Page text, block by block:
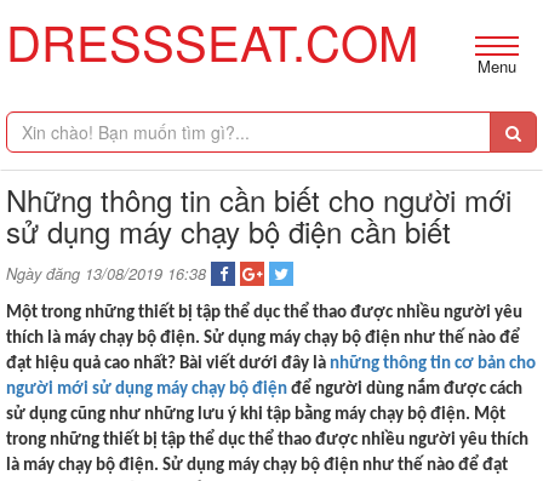
DRESSSEAT.COM Menu
Những thông tin cần biết cho người mới
sử dụng máy chạy bộ điện cần biết
Ngày đăng 13/08/2019 16:38
Một trong những thiết bị tập thể dục thể thao được nhiều người yêu
thích là máy chạy bộ điện. Sử dụng máy chạy bộ điện như thế nào để
đạt hiệu quả cao nhất? Bài viết dưới đây là những thông tin cơ bản cho
người mới sử dụng máy chạy bộ điện để người dùng nắm được cách
sử dụng cũng như những lưu ý khi tập bằng máy chạy bộ điện. Một
trong những thiết bị tập thể dục thể thao được nhiều người yêu thích
là máy chạy bộ điện. Sử dụng máy chạy bộ điện như thế nào để đạt